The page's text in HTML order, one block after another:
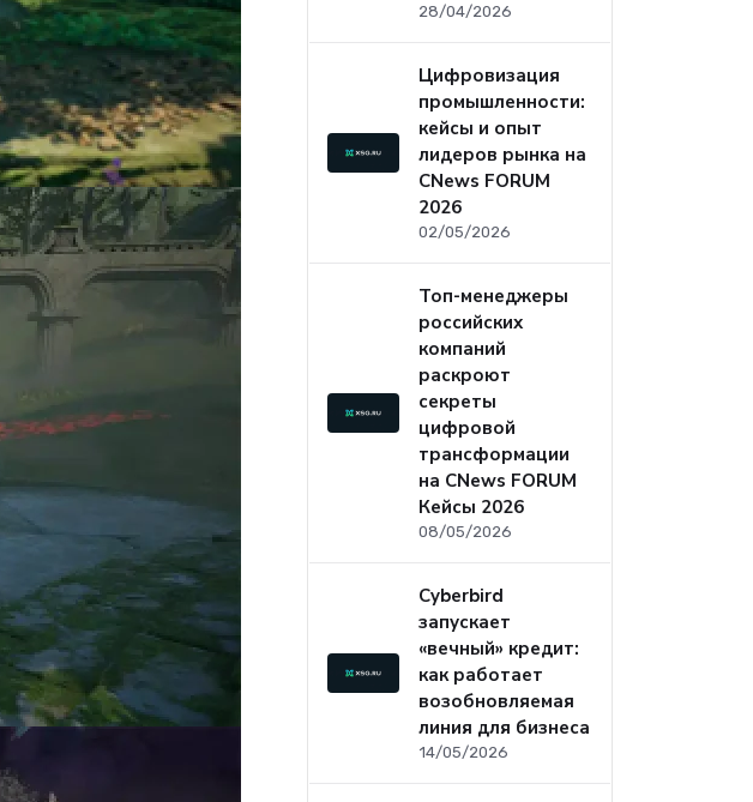
28/04/2026
Цифровизация
промышленности:
кейсы и опыт
лидеров рынка на
CNews FORUM
2026
02/05/2026
Топ-менеджеры
российских
компаний
раскроют
секреты
цифровой
трансформации
на CNews FORUM
Кейсы 2026
08/05/2026
Cyberbird
запускает
«вечный» кредит:
как работает
возобновляемая
линия для бизнеса
14/05/2026